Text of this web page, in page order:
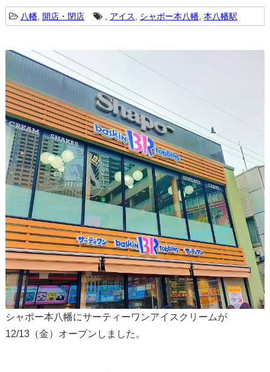
八幡, 開店・閉店 , アイス シャポー本八幡, 本八幡駅
シャポー本八幡にサーティーワンアイスクリームが
12/13（金）オープンしました。